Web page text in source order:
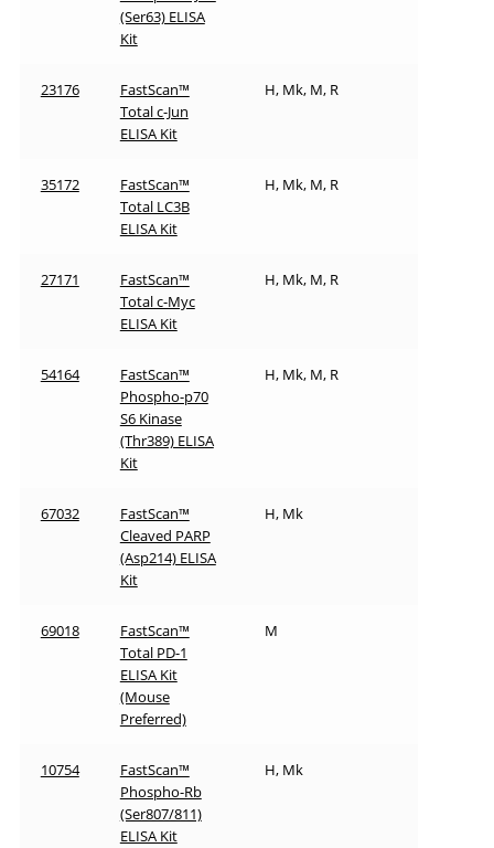
(Ser63) ELISA
Kit
23176
FastScan™
Total c-Jun
ELISA Kit
H, Mk, M, R
35172
FastScan™
Total LC3B
ELISA Kit
H, Mk, M, R
27171
FastScan™
Total c-Myc
ELISA Kit
H, Mk, M, R
54164
FastScan™
Phospho-p70
S6 Kinase
(Thr389) ELISA
Kit
H, Mk, M, R
67032
FastScan™
Cleaved PARP
(Asp214) ELISA
Kit
H, Mk
69018
FastScan™
Total PD-1
ELISA Kit
(Mouse
Preferred)
M
10754
FastScan™
Phospho-Rb
(Ser807/811)
ELISA Kit
H, Mk